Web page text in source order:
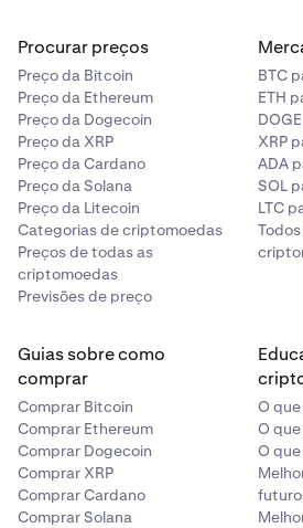
Procurar preços
Preço da Bitcoin
Preço da Ethereum
Preço da Dogecoin
Preço da XRP
Preço da Cardano
Preço da Solana
Preço da Litecoin
Categorias de criptomoedas
Preços de todas as
criptomoedas
Previsões de preço
BTC
ETH
XRP
ADA
SOL
LTC
Guias sobre como
comprar
Comprar Bitcoin
Comprar Ethereum
Comprar Dogecoin
Comprar XRP
Comprar Cardano
Comprar Solana
O
O
O